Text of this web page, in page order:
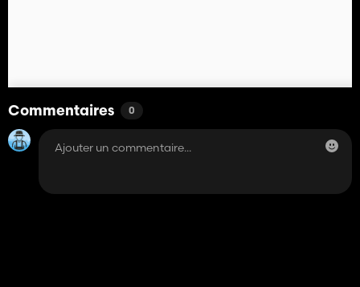
Commentaires 0